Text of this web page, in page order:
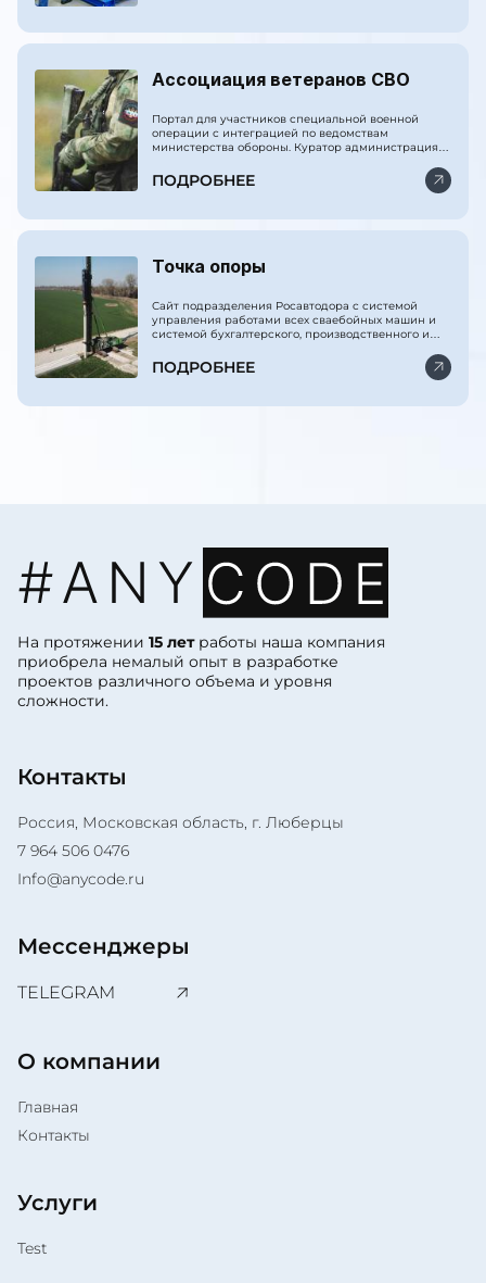
Ассоциация ветеранов СВО
Портал для участников специальной военной
операции с интеграцией по ведомствам
министерства обороны. Куратор администрация
ПОДРОБНЕЕ
Точка опоры
Сайт подразделения Росавтодора с системой
управления работами всех сваебойных машин и
системой бухгалтерского, производственного и
ПОДРОБНЕЕ
На протяжении 15 лет работы наша компания
приобрела немалый опыт в разработке
проектов различного объема и уровня
сложности.
Контакты
Россия, Московская область, г. Люберцы
7 964 506 0476
Info@anycode.ru
О компании
Главная
Контакты
Услуги
Test
Мессенджеры
TELEGRAM